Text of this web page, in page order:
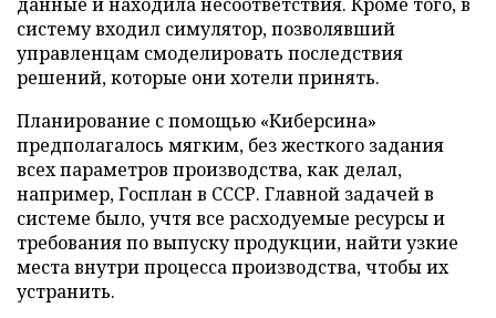
систему входил симулятор, позволявший
управленцам смоделировать последствия
решений, которые они хотели принять.
Планирование с помощью «Киберсина»
предполагалось мягким, без жесткого задания
всех параметров производства, как делал,
например, Госплан в СССР. Главной задачей в
системе было, учтя все расходуемые ресурсы и
требования по выпуску продукции, найти узкие
места внутри процесса производства, чтобы их
устранить.